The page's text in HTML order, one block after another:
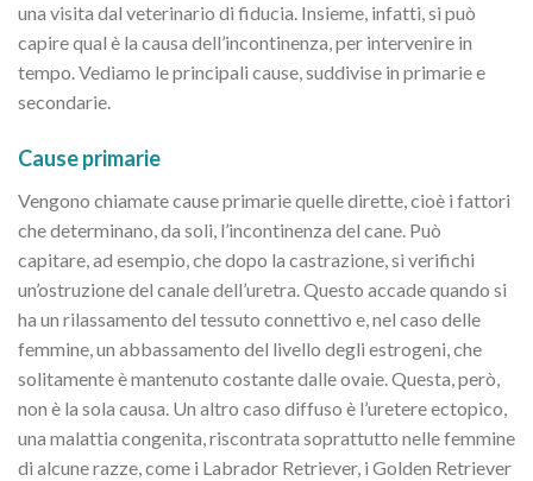
una visita dal veterinario di fiducia. Insieme, infatti, si può
capire qual è la causa dell’incontinenza, per intervenire in
tempo. Vediamo le principali cause, suddivise in primarie e
secondarie.
Cause primarie
Vengono chiamate cause primarie quelle dirette, cioè i fattori
che determinano, da soli, l’incontinenza del cane. Può
capitare, ad esempio, che dopo la castrazione, si verifichi
un’ostruzione del canale dell’uretra. Questo accade quando si
ha un rilassamento del tessuto connettivo e, nel caso delle
femmine, un abbassamento del livello degli estrogeni, che
solitamente è mantenuto costante dalle ovaie. Questa, però,
non è la sola causa. Un altro caso diffuso è l’uretere ectopico,
una malattia congenita, riscontrata soprattutto nelle femmine
di alcune razze, come i Labrador Retriever, i Golden Retriever